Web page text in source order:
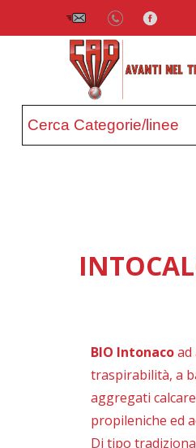
BIO Intonacoad
traspirabilità, a
aggregati
propileniche ed
Di tipo